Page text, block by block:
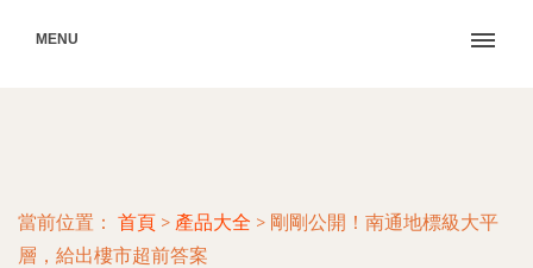
MENU
當前位置： 首頁 > 產品大全 > 剛剛公開！南通地標級大平
層，給出樓市超前答案